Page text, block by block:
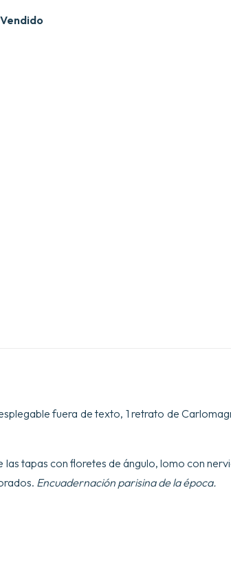
Vendido
fuera de texto, 1 retrato de
tapas con floretes de ángulo, lomo con
Encuadernación parisina de la época.